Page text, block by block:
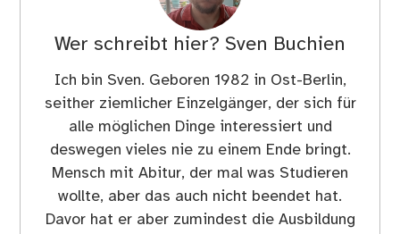
Wer schreibt hier? Sven Buchien
Ich bin Sven. Geboren 1982 in Ost-Berlin,
seither ziemlicher Einzelgänger, der sich für
alle möglichen Dinge interessiert und
deswegen vieles nie zu einem Ende bringt.
Mensch mit Abitur, der mal was Studieren
wollte, aber das auch nicht beendet hat.
Davor hat er aber zumindest die Ausbildung